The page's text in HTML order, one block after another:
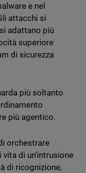
e nel
attacchi si
adattano più
superiore
di sicurezza
più soltanto
più agentico.
orchestrare
di un’intrusione
di ricognizione,